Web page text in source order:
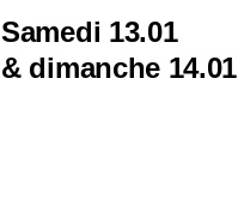
Samedi 13.01
& dimanche 14.01